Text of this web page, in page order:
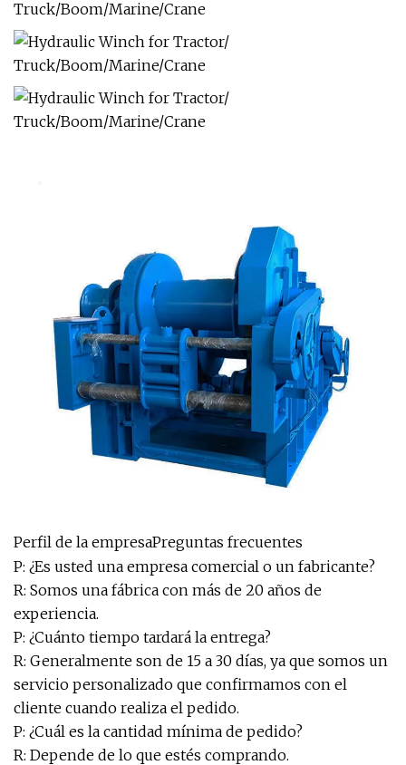
Perfil de la empresaPreguntas frecuentes
P: ¿Es usted una empresa comercial o un fabricante?
R: Somos una fábrica con más de 20 años de
experiencia.
P: ¿Cuánto tiempo tardará la entrega?
R: Generalmente son de 15 a 30 días, ya que somos un
servicio personalizado que confirmamos con el
cliente cuando realiza el pedido.
P: ¿Cuál es la cantidad mínima de pedido?
R: Depende de lo que estés comprando.